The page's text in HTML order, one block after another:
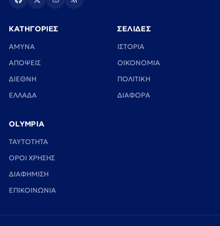
ΚΑΤΗΓΟΡΙΕΣ
ΑΜΥΝΑ
ΑΠΟΨΕΙΣ
ΔΙΕΘΝΗ
ΕΛΛΑΔΑ
ΣΕΛΙΔΕΣ
ΙΣΤΟΡΙΑ
ΟΙΚΟΝΟΜΙΑ
ΠΟΛΙΤΙΚΗ
ΔΙΑΦΟΡΑ
OLYMPIA
TAYTOTHTA
ΟΡΟΙ ΧΡΗΣΗΣ
ΔΙΑΦΗΜΙΣΗ
ΕΠΙΚΟΙΝΩΝΙΑ